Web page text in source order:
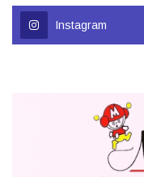
Instagram